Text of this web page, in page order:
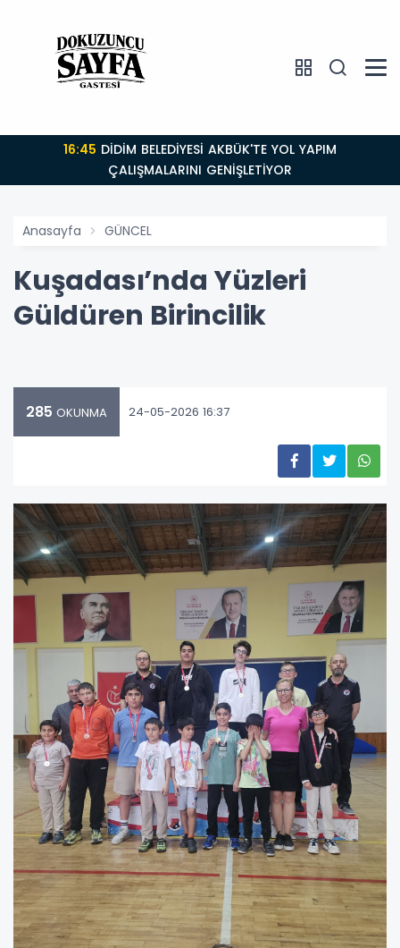
16:45
ÇALIŞMALARINI GENİŞLETİYOR
Anasayfa GÜNCEL
Kuşadası’nda Yüzleri
Güldüren Birincilik
285 OKUNMA 24-05-2026 16:37